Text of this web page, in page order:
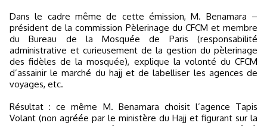
Dans le cadre même de cette émission, M. Benamara –
président de la commission Pèlerinage du CFCM et membre
du Bureau de la Mosquée de Paris (responsabilité
administrative et curieusement de la gestion du pèlerinage
des fidèles de la mosquée), explique la volonté du CFCM
d’assainir le marché du hajj et de labelliser les agences de
voyages, etc.
Résultat : ce même M. Benamara choisit l’agence Tapis
Volant (non agréée par le ministère du Hajj et figurant sur la